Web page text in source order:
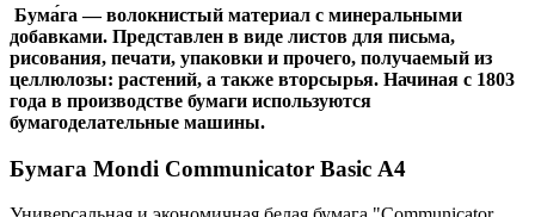
Бума́га — волокнистый материал с минеральными
добавками. Представлен в виде листов для письма,
рисования, печати, упаковки и прочего, получаемый из
целлюлозы: растений, а также вторсырья. Начиная с 1803
года в производстве бумаги используются
бумагоделательные машины.
Бумага Mondi Communicator Basic А4